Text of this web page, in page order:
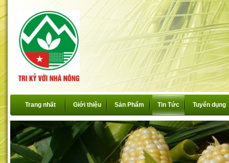
Trang nhất Giới thiệu Sản Phẩm Tin Tức Tuyển dụng